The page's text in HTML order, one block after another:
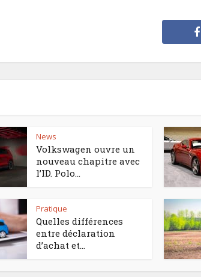
News
Volkswagen ouvre un
nouveau chapitre avec
l’ID. Polo...
Pratique
Quelles différences
entre déclaration
d’achat et...